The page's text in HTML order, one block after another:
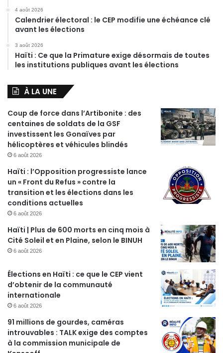
4 août 2026
Calendrier électoral : le CEP modifie une échéance clé
avant les élections
3 août 2026
Haïti : Ce que la Primature exige désormais de toutes
les institutions publiques avant les élections
À LA UNE
Coup de force dans l’Artibonite : des
centaines de soldats de la GSF
investissent les Gonaïves par
hélicoptères et véhicules blindés
6 août 2026
Haïti : l’Opposition progressiste lance
un « Front du Refus » contre la
transition et les élections dans les
conditions actuelles
6 août 2026
Haïti | Plus de 600 morts en cinq mois à
Cité Soleil et en Plaine, selon le BINUH
6 août 2026
Élections en Haïti : ce que le CEP vient
d’obtenir de la communauté
internationale
6 août 2026
91 millions de gourdes, caméras
introuvables : TALK exige des comptes
à la commission municipale de